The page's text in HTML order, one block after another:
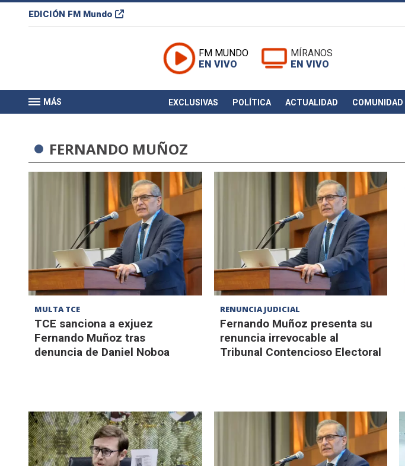
EDICIÓN FM Mundo
FM MUNDO
EN VIVO
MÍRANOS
EN VIVO
MÁS EXCLUSIVAS POLÍTICA ACTUALIDAD COMUNIDAD
FERNANDO MUÑOZ
MULTA TCE
TCE sanciona a exjuez
Fernando Muñoz tras
denuncia de Daniel Noboa
RENUNCIA JUDICIAL
Fernando Muñoz presenta su
renuncia irrevocable al
Tribunal Contencioso Electoral